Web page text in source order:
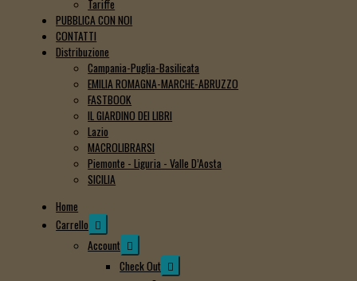
Tariffe
PUBBLICA CON NOI
CONTATTI
Distribuzione
Campania-Puglia-Basilicata
EMILIA ROMAGNA-MARCHE-ABRUZZO
FASTBOOK
IL GIARDINO DEI LIBRI
Lazio
MACROLIBRARSI
Piemonte - Liguria - Valle D’Aosta
SICILIA
Home
Carrello Espandi
il
menu
child
Account Espandi
il
menu
Check Out Espandi